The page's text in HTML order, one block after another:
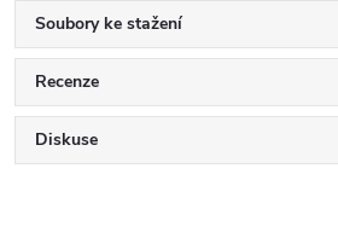
Soubory ke stažení
Recenze
Diskuse